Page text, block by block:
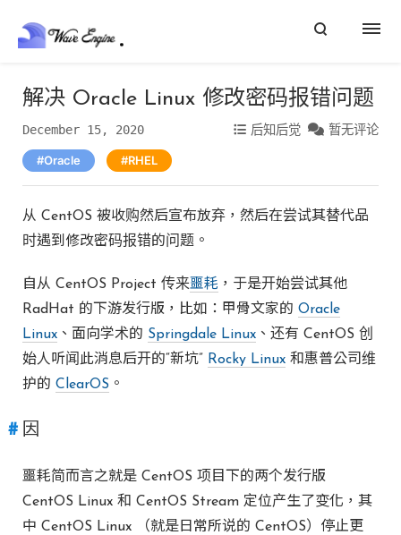
解决 Oracle Linux 修改密码报错问题
December 15, 2020 后知后觉 暂无评论
Oracle RHEL
从 CentOS 被收购然后宣布放弃，然后在尝试其替代品
时遇到修改密码报错的问题。
自从 CentOS Project 传来噩耗 ，于是开始尝试其他
RadHat 的下游发行版，比如：甲骨文家的 Oracle
Linux 、面向学术的 Springdale Linux 、还有 CentOS 创
始人听闻此消息后开的“新坑” Rocky Linux 和惠普公司维
护的 ClearOS 。
因
噩耗简而言之就是 CentOS 项目下的两个发行版
CentOS Linux 和 CentOS Stream 定位产生了变化，其
中 CentOS Linux （就是日常所说的 CentOS）停止更